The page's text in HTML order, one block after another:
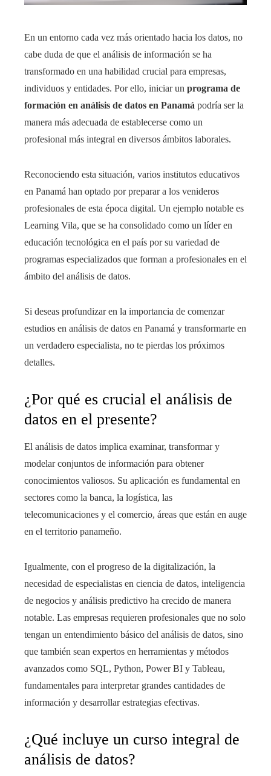
En un entorno cada vez más orientado hacia los datos, no
cabe duda de que el análisis de información se ha
transformado en una habilidad crucial para empresas,
individuos y entidades. Por ello, iniciar un programa de
formación en análisis de datos en Panamá podría ser la
manera más adecuada de establecerse como un
profesional más integral en diversos ámbitos laborales.
Reconociendo esta situación, varios institutos educativos
en Panamá han optado por preparar a los venideros
profesionales de esta época digital. Un ejemplo notable es
Learning Vila, que se ha consolidado como un líder en
educación tecnológica en el país por su variedad de
programas especializados que forman a profesionales en el
ámbito del análisis de datos.
Si deseas profundizar en la importancia de comenzar
estudios en análisis de datos en Panamá y transformarte en
un verdadero especialista, no te pierdas los próximos
detalles.
¿Por qué es crucial el análisis de
datos en el presente?
El análisis de datos implica examinar, transformar y
modelar conjuntos de información para obtener
conocimientos valiosos. Su aplicación es fundamental en
sectores como la banca, la logística, las
telecomunicaciones y el comercio, áreas que están en auge
en el territorio panameño.
Igualmente, con el progreso de la digitalización, la
necesidad de especialistas en ciencia de datos, inteligencia
de negocios y análisis predictivo ha crecido de manera
notable. Las empresas requieren profesionales que no solo
tengan un entendimiento básico del análisis de datos, sino
que también sean expertos en herramientas y métodos
avanzados como SQL, Python, Power BI y Tableau,
fundamentales para interpretar grandes cantidades de
información y desarrollar estrategias efectivas.
¿Qué incluye un curso integral de
análisis de datos?